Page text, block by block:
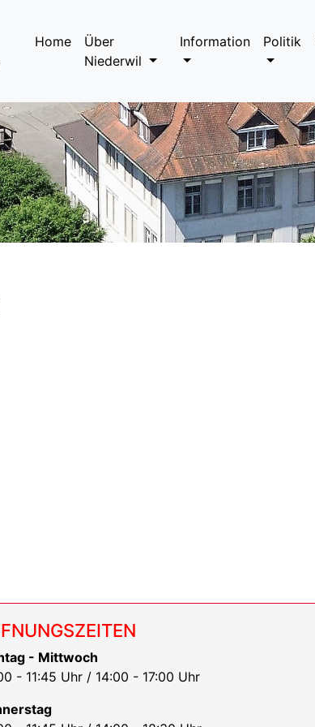
Home
Über
Niederwil
Information Politik
- Mittwoch
- 11:45 Uhr / 14:00 - 17:00 Uhr